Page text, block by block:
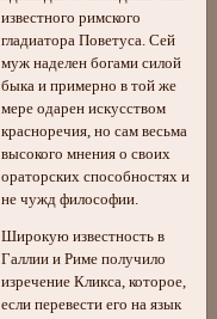
известного римского
гладиатора Поветуса. Сей
муж наделен богами силой
быка и примерно в той же
мере одарен искусством
красноречия, но сам весьма
высокого мнения о своих
ораторских способностях и
не чужд философии.
Широкую известность в
Галлии и Риме получило
изречение Кликса, которое,
если перевести его на язык